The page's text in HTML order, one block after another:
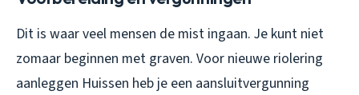
Dit is waar veel mensen de mist ingaan. Je kunt niet
zomaar beginnen met graven. Voor nieuwe riolering
aanleggen Huissen heb je een aansluitvergunning